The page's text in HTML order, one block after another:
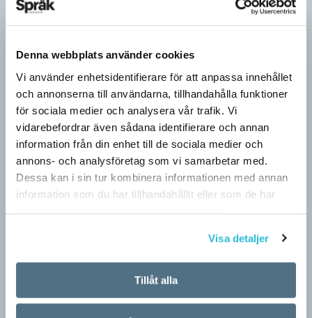
Denna webbplats använder cookies
Vi använder enhetsidentifierare för att anpassa innehållet
och annonserna till användarna, tillhandahålla funktioner
för sociala medier och analysera vår trafik. Vi
vidarebefordrar även sådana identifierare och annan
information från din enhet till de sociala medier och
annons- och analysföretag som vi samarbetar med.
Dessa kan i sin tur kombinera informationen med annan
information som du har tillhandahållit eller som de har
samlat in när du har använt deras tjänster.
Visa detaljer
Tillåt alla
Fler ser kvinnor med nya former
maskulina pluralformer i franskan. Men när sådana ­former